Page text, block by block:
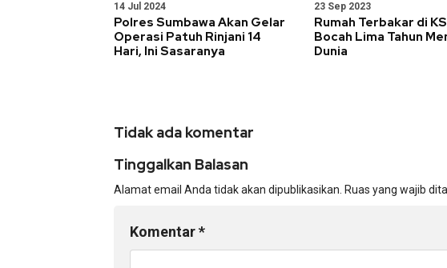
14 Jul 2024
Polres Sumbawa Akan Gelar
Operasi Patuh Rinjani 14
Hari, Ini Sasaranya
23 Sep 2023
Rumah Terbakar di
Bocah Lima Tahun
Dunia
Tidak ada komentar
Tinggalkan Balasan
Alamat email Anda tidak akan dipublikasikan. Ruas yang wajib
Komentar*